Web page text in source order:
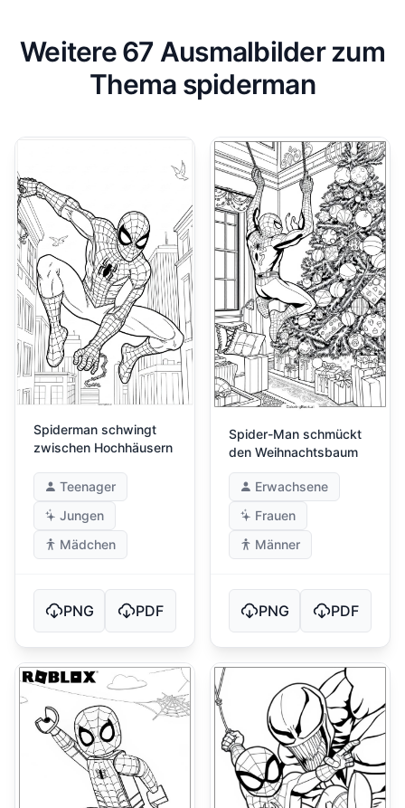
Weitere 67 Ausmalbilder zum
Thema spiderman
Spiderman schwingt
zwischen Hochhäusern
Teenager
Jungen
Mädchen
PNG PDF
Spider-Man schmückt
den Weihnachtsbaum
Erwachsene
Frauen
Männer
PNG PDF